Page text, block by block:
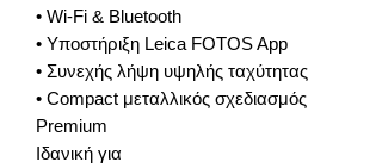
• Wi-Fi & Bluetooth
• Υποστήριξη Leica FOTOS App
• Συνεχής λήψη υψηλής ταχύτητας
• Compact μεταλλικός σχεδιασμός
Premium
Ιδανική για